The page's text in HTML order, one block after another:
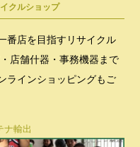
クルショップ
番店を目指すリサイクル
店舗什器・事務機器まで
ラインショッピングもご
ナ輸出